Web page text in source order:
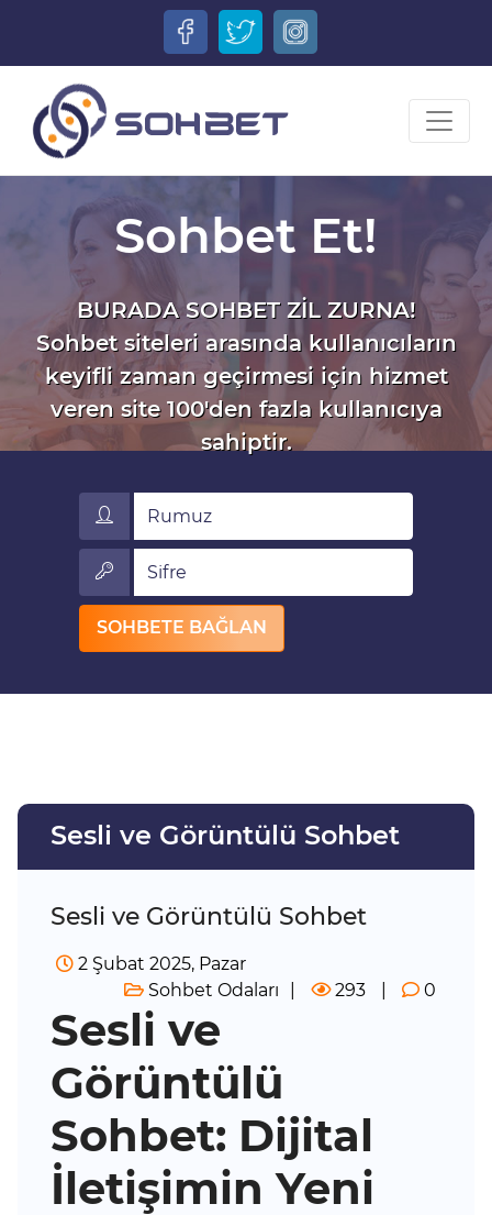
Sohbet Et!
BURADA SOHBET ZİL ZURNA!
Sohbet siteleri arasında kullanıcıların
keyifli zaman geçirmesi için hizmet
veren site 100'den fazla kullanıcıya
sahiptir.
Rumuz
Sifre
SOHBETE BAĞLAN
Sesli ve Görüntülü Sohbet
Sesli ve Görüntülü Sohbet
2 Şubat 2025, Pazar
Sohbet Odaları
293 0
Sesli ve
Görüntülü
Sohbet: Dijital
İletişimin Yeni